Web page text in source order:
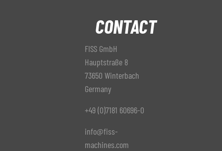
CONTACT
FISS GmbH
Hauptstraße 8
73650 Winterbach
Germany
+49 (0)7181 60696-0
info@fiss-
machines.com